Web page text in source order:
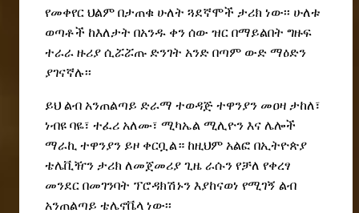
የመቀየር ህልም በታጠቁ ሁለት ጓደኛሞች ታሪክ ነው፡፡ ሁለቱ
ወጣቶች ከእለታት በአንዱ ቀን ሰው ዝር በማይልበት ግዙፍ
ተራራ ዙሪያ ሲሯሯጡ ድንገት አንድ በጣም ውድ ማዕድን
ያገናኛሉ፡፡
ይህ ልብ አንጠልጣይ ድራማ ተወዳጅ ተዋንያን መዐዛ ታከለ፣
ነብዩ ባዬ፣ ተፈሪ አለሙ፣ ሚካኤል ሚሊዮን እና ሌሎች
ማራኪ ተዋንያን ይዞ ቀርቧል። ከዚህም አልፎ በኢትዮጵያ
ቴሌቪዥን ታሪክ ለመጀመሪያ ጊዜ ራሱን የቻለ የቀረፃ
መንደር በመገንባት ፕሮዳክሽኑን እያከናወነ የሚገኝ ልብ
አንጠልጣይ ቴሌኖቬላ ነው፡፡